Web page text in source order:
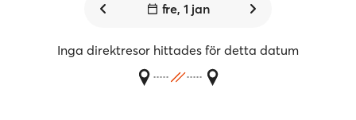
fre, 1 jan
Inga direktresor hittades för detta datum